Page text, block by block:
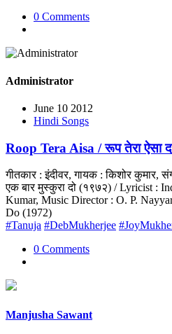
0 Comments
Administrator
June 10 2012
Hindi Songs
Roop Tera Aisa / रूप तेरा ऐसा
गीतकार : इंदीवर, गायक : किशोर कुमार,
एक बार मुस्कुरा दो (१९७२) / Lyricist :
Kumar, Music Director : O. P.
Do (1972)
#Tanuja #DebMukherjee
0 Comments
Manjusha Sawant